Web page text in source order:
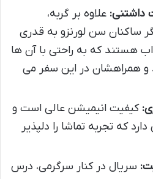
علاوه بر گربه،
ساکنان سن لورنزو به قدری
هستند که به راحتی با آن ها
و همراهشان در این سفر می
کیفیت انیمیشن عالی است و
که تجربه تماشا را دلپذیر
سریال در کنار سرگرمی، درس